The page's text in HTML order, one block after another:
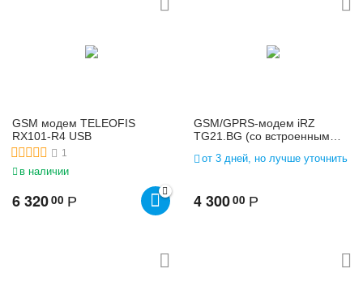
GSM модем TELEOFIS
RX101-R4 USB
1
в наличии
6 32000 Р
GSM/GPRS-модем iRZ
TG21.BG (со встроенным
от 3 дней, но лучше уточнить
4 30000 Р